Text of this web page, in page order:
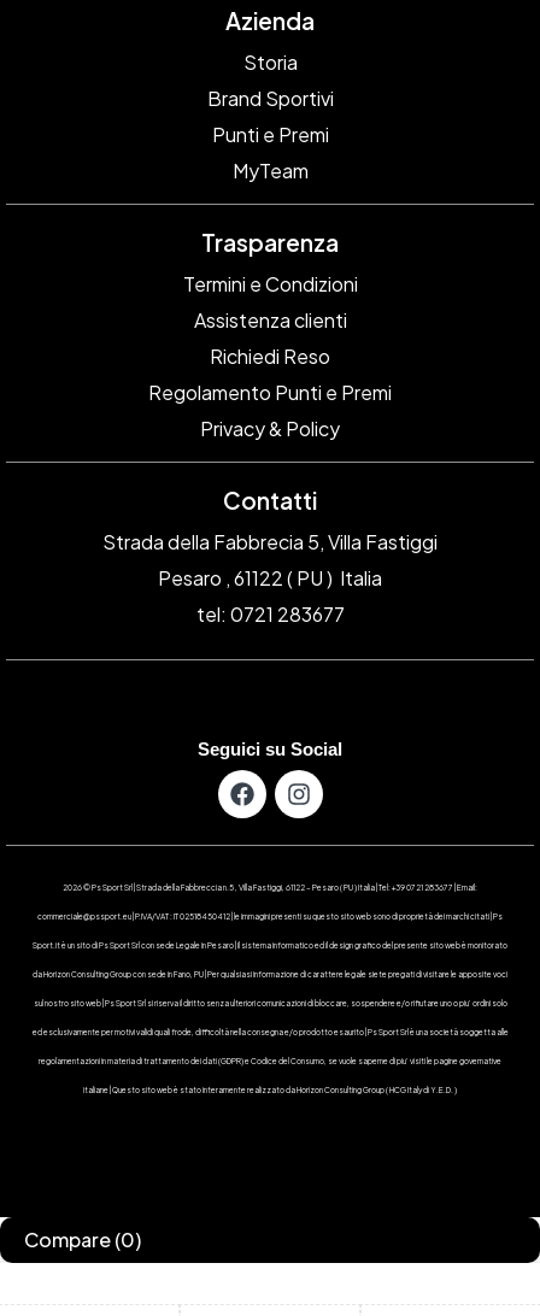
Azienda
Storia
Brand Sportivi
Punti e Premi
MyTeam
Trasparenza
Termini e Condizioni
Assistenza clienti
Richiedi Reso
Regolamento Punti e Premi
Privacy & Policy
Contatti
Strada della Fabbrecia 5, Villa Fastiggi
Pesaro , 61122 ( PU ) Italia
tel: 0721 283677
Seguici su Social
2026 © Ps Sport Srl | Strada della Fabbreccia n.5 , Villa Fastiggi, 61122 – Pesaro ( PU ) Italia | Tel: +39 0721 283677 | Email:
commerciale@pssport.eu | P.IVA/VAT : IT 02518450412 | le immagini presenti su questo sito web sono di proprietà dei marchi citati | Ps
Sport.it è un sito di Ps Sport Srl con sede Legale in Pesaro | Il sistema informatico ed il design grafico del presente sito web è monitorato
da Horizon Consulting Group con sede in Fano, PU | Per qualsiasi informazione di carattere legale siete pregati di visitare le apposite voci
sul nostro sito web | Ps Sport Srl si riserva il diritto senza ulteriori comunicazioni di bloccare, sospendere e/o rifiutare uno o piu’ ordini solo
ed esclusivamente per motivi validi quali frode, difficoltà nella consegna e/o prodotto esaurito | Ps Sport Srl è una società soggetta alle
regolamentazioni in materia di trattamento dei dati (GDPR) e Codice del Consumo, se vuole saperne di piu’ visiti le pagine governative
italiane | Questo sito web è stato interamente realizzato da Horizon Consulting Group ( HCG Italy di Y.E.D. )
Compare(0)